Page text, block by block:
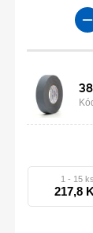
1 - 15 ks
217,8